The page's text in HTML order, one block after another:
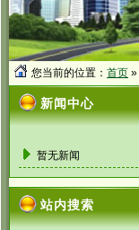
您当前的位置： 首页 »
新闻中心
暂无新闻
站内搜索